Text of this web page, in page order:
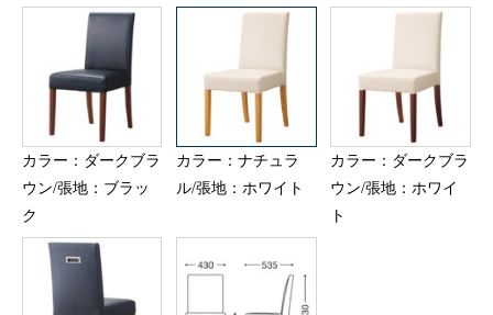
カラー：ダークブラ
ウン/張地：ブラッ
ク
カラー：ナチュラ
ル/張地：ホワイト
カラー：ダークブラ
ウン/張地：ホワイ
ト